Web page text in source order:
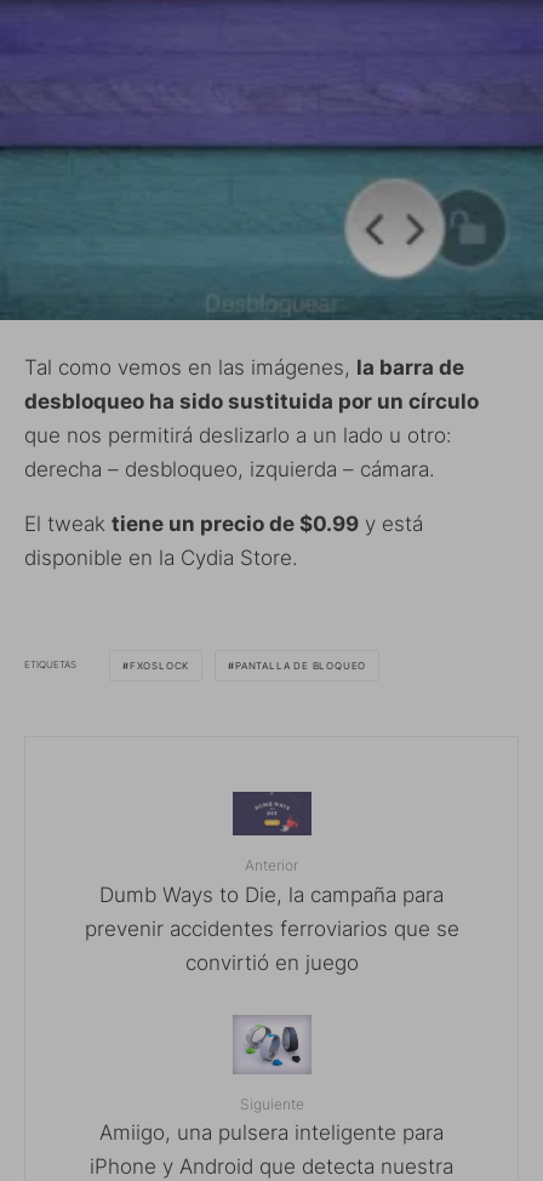
Tal como vemos en las imágenes, la barra de
desbloqueo ha sido sustituida por un círculo
que nos permitirá deslizarlo a un lado u otro:
derecha – desbloqueo, izquierda – cámara.
El tweak tiene un precio de $0.99 y está
disponible en la Cydia Store.
ETIQUETAS FXOSLOCK PANTALLA DE BLOQUEO
Anterior
Dumb Ways to Die, la campaña para
prevenir accidentes ferroviarios que se
convirtió en juego
Siguiente
Amiigo, una pulsera inteligente para
iPhone y Android que detecta nuestra